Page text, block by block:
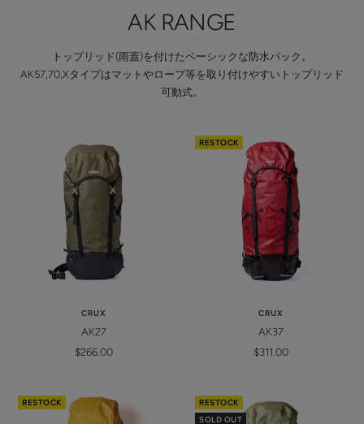
AK RANGE
トップリッド(雨蓋)を付けたベーシックな防水パック。
AK57,70,Xタイプはマットやロープ等を取り付けやすいトップリッド
可動式。
CRUX
AK27
Sale
$266.00
RESTOCK
CRUX
AK37
Sale
$311.00
RESTOCK
RESTOCK
SOLD OUT